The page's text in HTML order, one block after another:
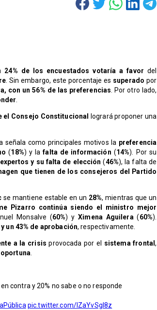
24% de los encuestados votaría a favor del
. Sin embargo, este porcentaje es superado por
con un 56% de las preferencias. Por otro lado,
.
el Consejo Constitucional
logrará proponer una
señala como principales motivos la preferencia
(18%) y lafalta de información (14%). Por su
y su falta de elección (46%), la falta de
que tienen de los consejeros del Partido
se mantiene estable en un 28%, mientras que un
Pizarro continúa siendo el ministro mejor
Monsalve (60%) yXimena Aguilera (60%).
un 43% de aprobación, respectivamente.
a la crisis provocada por el sistema frontal,
contra y 20% no sabe o no responde
pic.twitter.com/IZaYvSgI8z